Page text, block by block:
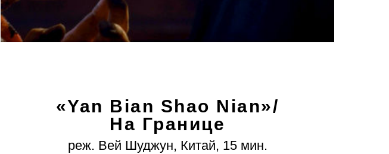
«Yan Bian Shao Nian»/
На Границе
реж. Вей Шуджун, Китай, 15 мин.